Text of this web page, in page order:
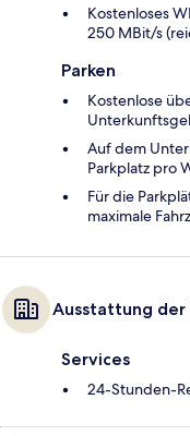
Kostenloses
250 MBit/s
Parken
Kostenlose
Auf dem
Parkplatz pro
Für die
maximale
Ausstattung
Services
24-Stunden-